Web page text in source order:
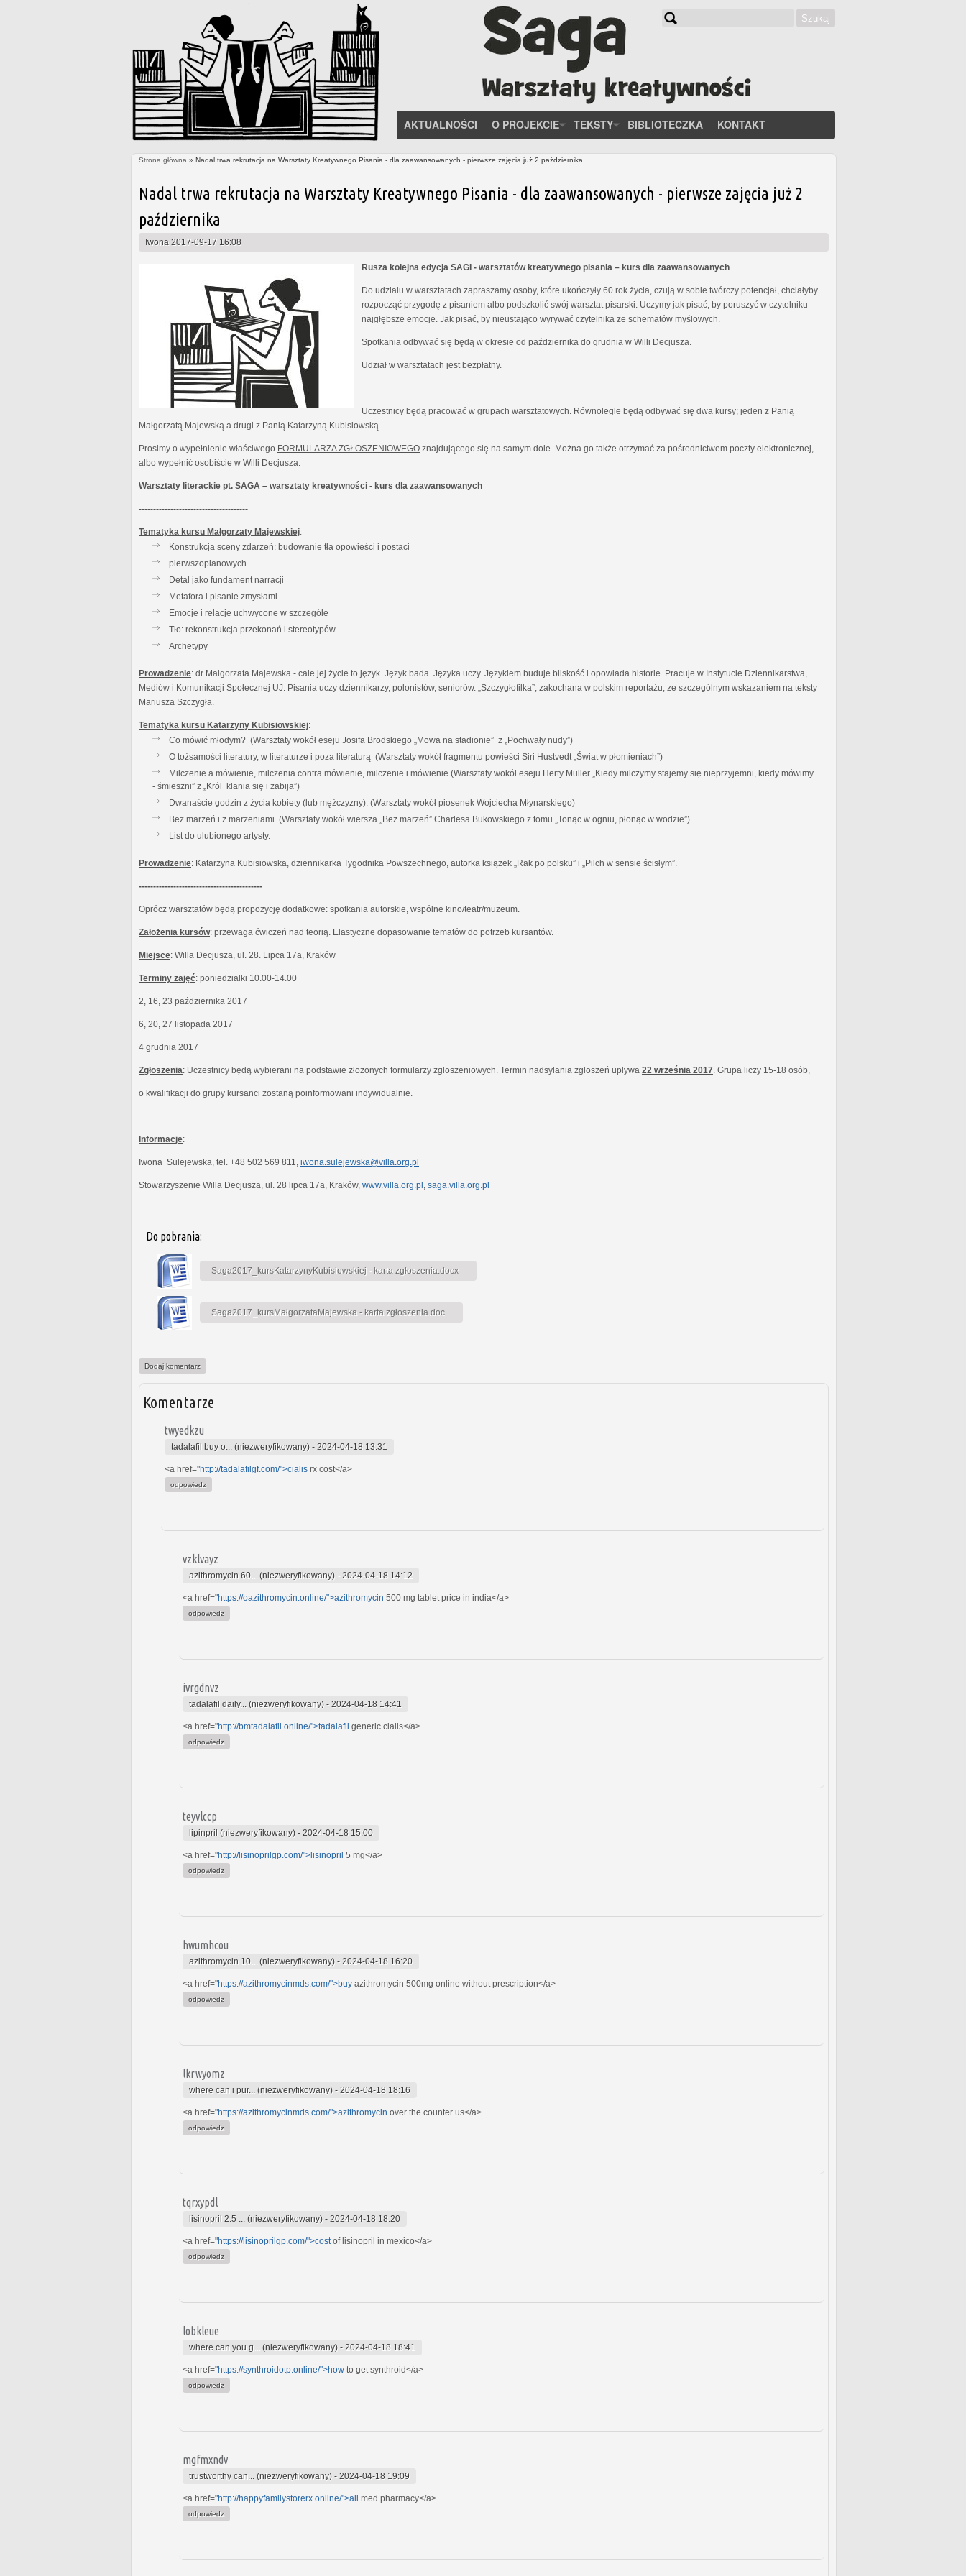
Szukaj
AKTUALNOŚCI O PROJEKCIE TEKSTY BIBLIOTECZKA KONTAKT
Strona główna » Nadal trwa rekrutacja na Warsztaty Kreatywnego Pisania - dla zaawansowanych - pierwsze zajęcia już 2 października
Nadal trwa rekrutacja na Warsztaty Kreatywnego Pisania - dla zaawansowanych - pierwsze zajęcia już 2
października
Iwona 2017-09-17 16:08
Rusza kolejna edycja SAGI - warsztatów kreatywnego pisania – kurs dla zaawansowanych
Do udziału w warsztatach zapraszamy osoby, które ukończyły 60 rok życia, czują w sobie twórczy potencjał, chciałyby
rozpocząć przygodę z pisaniem albo podszkolić swój warsztat pisarski. Uczymy jak pisać, by poruszyć w czytelniku
najgłębsze emocje. Jak pisać, by nieustająco wyrywać czytelnika ze schematów myślowych.
Spotkania odbywać się będą w okresie od października do grudnia w Willi Decjusza.
Udział w warsztatach jest bezpłatny.
Uczestnicy będą pracować w grupach warsztatowych. Równolegle będą odbywać się dwa kursy; jeden z Panią
Małgorzatą Majewską a drugi z Panią Katarzyną Kubisiowską
Prosimy o wypełnienie właściwego FORMULARZA ZGŁOSZENIOWEGO znajdującego się na samym dole. Można go także otrzymać za pośrednictwem poczty elektronicznej,
albo wypełnić osobiście w Willi Decjusza.
Warsztaty literackie pt. SAGA – warsztaty kreatywności - kurs dla zaawansowanych
--------------------------------------
Tematyka kursu Małgorzaty Majewskiej:
Konstrukcja sceny zdarzeń: budowanie tła opowieści i postaci
pierwszoplanowych.
Detal jako fundament narracji
Metafora i pisanie zmysłami
Emocje i relacje uchwycone w szczególe
Tło: rekonstrukcja przekonań i stereotypów
Archetypy
Prowadzenie: dr Małgorzata Majewska - całe jej życie to język. Język bada. Języka uczy. Językiem buduje bliskość i opowiada historie. Pracuje w Instytucie Dziennikarstwa,
Mediów i Komunikacji Społecznej UJ. Pisania uczy dziennikarzy, polonistów, seniorów. „Szczygłofilka”, zakochana w polskim reportażu, ze szczególnym wskazaniem na teksty
Mariusza Szczygła.
Tematyka kursu Katarzyny Kubisiowskiej:
Co mówić młodym? (Warsztaty wokół eseju Josifa Brodskiego „Mowa na stadionie” z „Pochwały nudy”)
O tożsamości literatury, w literaturze i poza literaturą (Warsztaty wokół fragmentu powieści Siri Hustvedt „Świat w płomieniach”)
Milczenie a mówienie, milczenia contra mówienie, milczenie i mówienie (Warsztaty wokół eseju Herty Muller „Kiedy milczymy stajemy się nieprzyjemni, kiedy mówimy
- śmieszni” z „Król kłania się i zabija”)
Dwanaście godzin z życia kobiety (lub mężczyzny). (Warsztaty wokół piosenek Wojciecha Młynarskiego)
Bez marzeń i z marzeniami. (Warsztaty wokół wiersza „Bez marzeń” Charlesa Bukowskiego z tomu „Tonąc w ogniu, płonąc w wodzie”)
List do ulubionego artysty.
Prowadzenie: Katarzyna Kubisiowska, dziennikarka Tygodnika Powszechnego, autorka książek „Rak po polsku” i „Pilch w sensie ścisłym”.
-------------------------------------------
Oprócz warsztatów będą propozycję dodatkowe: spotkania autorskie, wspólne kino/teatr/muzeum.
Założenia kursów: przewaga ćwiczeń nad teorią. Elastyczne dopasowanie tematów do potrzeb kursantów.
Miejsce: Willa Decjusza, ul. 28. Lipca 17a, Kraków
Terminy zajęć: poniedziałki 10.00-14.00
2, 16, 23 października 2017
6, 20, 27 listopada 2017
4 grudnia 2017
Zgłoszenia: Uczestnicy będą wybierani na podstawie złożonych formularzy zgłoszeniowych. Termin nadsyłania zgłoszeń upływa 22 września 2017. Grupa liczy 15-18 osób,
o kwalifikacji do grupy kursanci zostaną poinformowani indywidualnie.
Informacje:
Iwona Sulejewska, tel. +48 502 569 811, iwona.sulejewska@villa.org.pl
Stowarzyszenie Willa Decjusza, ul. 28 lipca 17a, Kraków, www.villa.org.pl , saga.villa.org.pl
Do pobrania:
Saga2017_kursKatarzynyKubisiowskiej - karta zgłoszenia.docx
Saga2017_kursMałgorzataMajewska - karta zgłoszenia.doc
Dodaj komentarz
Komentarze
twyedkzu
tadalafil buy o... (niezweryfikowany) - 2024-04-18 13:31
<a href="http://tadalafilgf.com/">cialis rx cost</a>
odpowiedz
vzklvayz
azithromycin 60... (niezweryfikowany) - 2024-04-18 14:12
<a href="https://oazithromycin.online/">azithromycin 500 mg tablet price in india</a>
odpowiedz
ivrgdnvz
tadalafil daily... (niezweryfikowany) - 2024-04-18 14:41
<a href="http://bmtadalafil.online/">tadalafil generic cialis</a>
odpowiedz
teyvlccp
lipinpril (niezweryfikowany) - 2024-04-18 15:00
<a href="http://lisinoprilgp.com/">lisinopril 5 mg</a>
odpowiedz
hwumhcou
azithromycin 10... (niezweryfikowany) - 2024-04-18 16:20
<a href="https://azithromycinmds.com/">buy azithromycin 500mg online without prescription</a>
odpowiedz
lkrwyomz
where can i pur... (niezweryfikowany) - 2024-04-18 18:16
<a href="https://azithromycinmds.com/">azithromycin over the counter us</a>
odpowiedz
tqrxypdl
lisinopril 2.5 ... (niezweryfikowany) - 2024-04-18 18:20
<a href="https://lisinoprilgp.com/">costof lisinopril in mexico</a>
odpowiedz
lobkleue
where can you g... (niezweryfikowany) - 2024-04-18 18:41
<a href="https://synthroidotp.online/">how to get synthroid</a>
odpowiedz
mgfmxndv
trustworthy can... (niezweryfikowany) - 2024-04-18 19:09
<a href="http://happyfamilystorerx.online/">all med pharmacy</a>
odpowiedz